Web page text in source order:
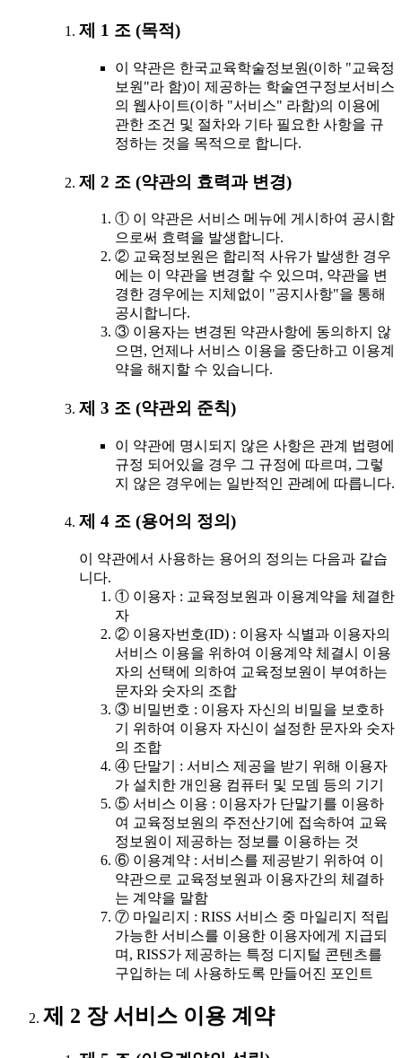
제 1 조 (목적)
이 약관은 한국교육학술정보원(이하 "교육정
보원"라 함)이 제공하는 학술연구정보서비스
의 웹사이트(이하 "서비스" 라함)의 이용에
관한 조건 및 절차와 기타 필요한 사항을 규
정하는 것을 목적으로 합니다.
제 2 조 (약관의 효력과 변경)
① 이 약관은 서비스 메뉴에 게시하여 공시함
으로써 효력을 발생합니다.
② 교육정보원은 합리적 사유가 발생한 경우
에는 이 약관을 변경할 수 있으며, 약관을 변
경한 경우에는 지체없이 "공지사항"을 통해
공시합니다.
③ 이용자는 변경된 약관사항에 동의하지 않
으면, 언제나 서비스 이용을 중단하고 이용계
약을 해지할 수 있습니다.
제 3 조 (약관외 준칙)
이 약관에 명시되지 않은 사항은 관계 법령에
규정 되어있을 경우 그 규정에 따르며, 그렇
지 않은 경우에는 일반적인 관례에 따릅니다.
제 4 조 (용어의 정의)
이 약관에서 사용하는 용어의 정의는 다음과 같습
니다.
① 이용자 : 교육정보원과 이용계약을 체결한
자
② 이용자번호(ID) : 이용자 식별과 이용자의
서비스 이용을 위하여 이용계약 체결시 이용
자의 선택에 의하여 교육정보원이 부여하는
문자와 숫자의 조합
③ 비밀번호 : 이용자 자신의 비밀을 보호하
기 위하여 이용자 자신이 설정한 문자와 숫자
의 조합
④ 단말기 : 서비스 제공을 받기 위해 이용자
가 설치한 개인용 컴퓨터 및 모뎀 등의 기기
⑤ 서비스 이용 : 이용자가 단말기를 이용하
여 교육정보원의 주전산기에 접속하여 교육
정보원이 제공하는 정보를 이용하는 것
⑥ 이용계약 : 서비스를 제공받기 위하여 이
약관으로 교육정보원과 이용자간의 체결하
는 계약을 말함
⑦ 마일리지 : RISS 서비스 중 마일리지 적립
가능한 서비스를 이용한 이용자에게 지급되
며, RISS가 제공하는 특정 디지털 콘텐츠를
구입하는 데 사용하도록 만들어진 포인트
제 2 장 서비스 이용 계약